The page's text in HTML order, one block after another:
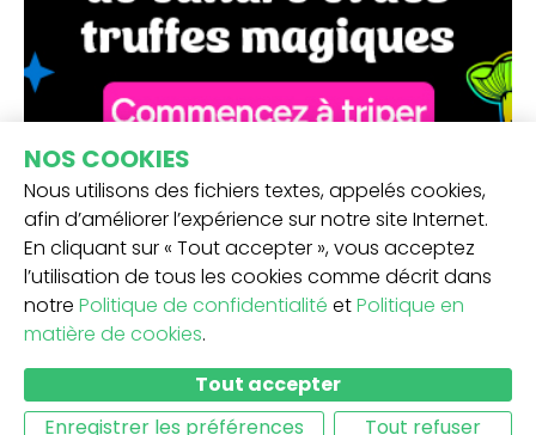
RECEVEZ NOTRE NEWSLETTER -
SOUMETTRE
NOS COOKIES
Nous utilisons des fichiers textes, appelés cookies,
afin d’améliorer l’expérience sur notre site Internet.
En cliquant sur « Tout accepter », vous acceptez
l’utilisation de tous les cookies comme décrit dans
notre Politique de confidentialité etPolitique en
matière de cookies.
Tout accepter
Enregistrer les préférences
Tout refuser